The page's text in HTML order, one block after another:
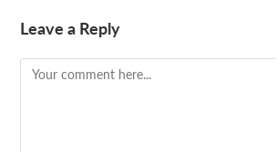
Leave a Reply